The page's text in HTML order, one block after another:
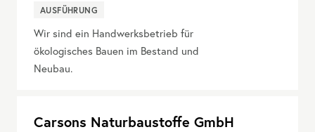
AUSFÜHRUNG
Wir sind ein Handwerksbetrieb für
ökologisches Bauen im Bestand und
Neubau.
Carsons Naturbaustoffe GmbH